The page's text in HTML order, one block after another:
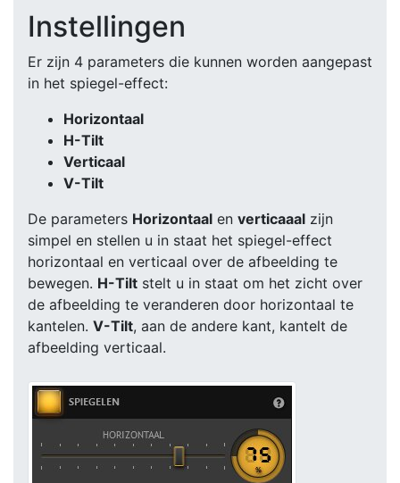
Instellingen
Er zijn 4 parameters die kunnen worden aangepast
in het spiegel-effect:
Horizontaal
H-Tilt
Verticaal
V-Tilt
De parameters Horizontaal en verticaaal zijn
simpel en stellen u in staat het spiegel-effect
horizontaal en verticaal over de afbeelding te
bewegen. H-Tilt stelt u in staat om het zicht over
de afbeelding te veranderen door horizontaal te
kantelen. V-Tilt, aan de andere kant, kantelt de
afbeelding verticaal.